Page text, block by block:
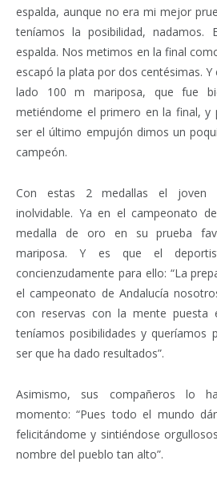
espalda, aunque no era mi mejor
teníamos la posibilidad, nadamos.
espalda. Nos metimos en la final
escapó la plata por dos centésimas.
lado 100 m mariposa, que fue
metiéndome el primero en la final,
ser el último empujón dimos un
campeón.
Con estas 2 medallas el joven
inolvidable. Ya en el campeonato
medalla de oro en su prueba
mariposa. Y es que el
concienzudamente para ello: “La
el campeonato de Andalucía
con reservas con la mente puesta
teníamos posibilidades y queríamos
ser que ha dado resultados”.
Asimismo, sus compañeros lo
momento: “Pues todo el mundo
felicitándome y sintiéndose
nombre del pueblo tan alto”.